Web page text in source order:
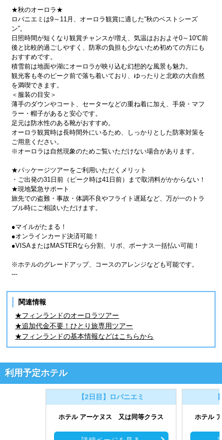
★秋のオーロラ★
ロバニエミは9～11月、オーロラ観賞に適した“秋のベストシーズ
ン”。
日照時間が短くなり観賞チャンスが増え、気温はおおよそ0～10℃前
後と比較的過ごしやすく、防寒の負担も少ないため初めての方にも
おすすめです。
積雪前は地面や湖にオーロラが映り込む幻想的な風景も魅力。
観光客も冬のピーク前で落ち着いており、ゆったりと北欧の大自然
を満喫できます。
＜服装の目安＞
薄手のダウンやコート、セーターなどの重ね着に加え、手袋・マフ
ラー・帽子があると安心です。
足元は防水性のある靴がおすすめ。
オーロラ観賞時は長時間外にいるため、しっかりとした防寒対策を
ご用意ください。
※オーロラは自然現象のためご覧いただけない場合があります。
★パッケージツアーをご利用いただくメリット
・ご出発の31日前（ピーク時は41日前）まで取消料がかからない！
★現地緊急サポート
旅先での盗難・事故・体調不良やフライト遅延など、万が一のトラ
ブル時にご相談いただけます。
●マイルがたまる！
●オンラインカード決済可能！
●VISAまたはMASTERなら分割、リボ、ボーナス一括払い可能！
※ホテルのグレードアップ、コースのアレンジなども可能です。
---
関連情報
★フィンランドのオーロラツアー
★追加代金不要！ひとり旅専用ツアー
★フィンランドの基本情報などはこちらから
利用予定ホテル
【2日目】ロバニエミ
ホテル アーケヌス 又は同等クラス ホテル